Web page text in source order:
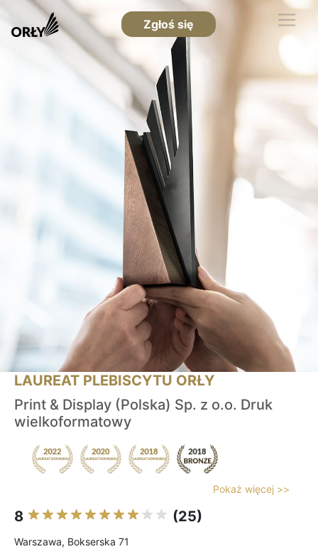
Zgłoś się
LAUREAT PLEBISCYTU ORŁY
Print & Display (Polska) Sp. z o.o. Druk
wielkoformatowy
Pokaż więcej >>
8 (25)
Warszawa, Bokserska 71